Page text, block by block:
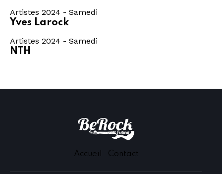
Artistes 2024 - Samedi
Yves Larock
Artistes 2024 - Samedi
NTH
Accueil Contact